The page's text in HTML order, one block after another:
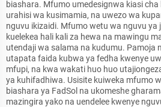
biashara. Mfumo umedesignwa kiasi cha
urahisi wa kusimamia, na uwezo wa
nguvu ikizaidi. Mfumo wetu wa nguvu ya
kuelekea hali kali za hewa na mawingu
utendaji wa salama na kudumu. Pamoja
utapata faida kubwa ya fedha kwenye
mfupi, na kwa wakati huo huo
ya kuhifadhiwa. Usisite kuiweka mfumo
biashara ya FadSol na ukomeshe
mazingira yako na uendelee kwenye